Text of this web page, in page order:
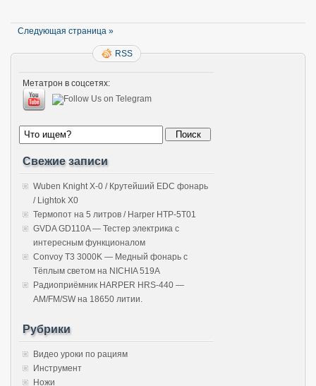
Следующая страница »
RSS
Метатрон в соцсетях:
Свежие записи
Wuben Knight X-0 / Крутейший EDC фонарь
/ Lightok X0
Термопот на 5 литров / Harper HTP-5T01
GVDA GD110A — Тестер электрика с
интересным функционалом
Convoy T3 3000K — Медный фонарь с
Тёплым светом на NICHIA 519A
Радиоприёмник HARPER HRS-440 —
AM/FM/SW на 18650 литии.
Рубрики
Видео уроки по рациям
Инструмент
Ножи